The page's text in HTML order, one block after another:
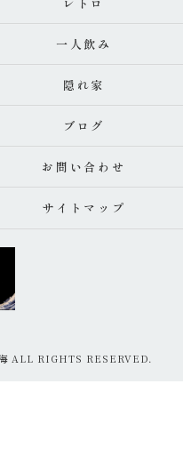
一人飲み
隠れ家
ブログ
お問い合わせ
サイトマップ
ALL RIGHTS RESERVED.